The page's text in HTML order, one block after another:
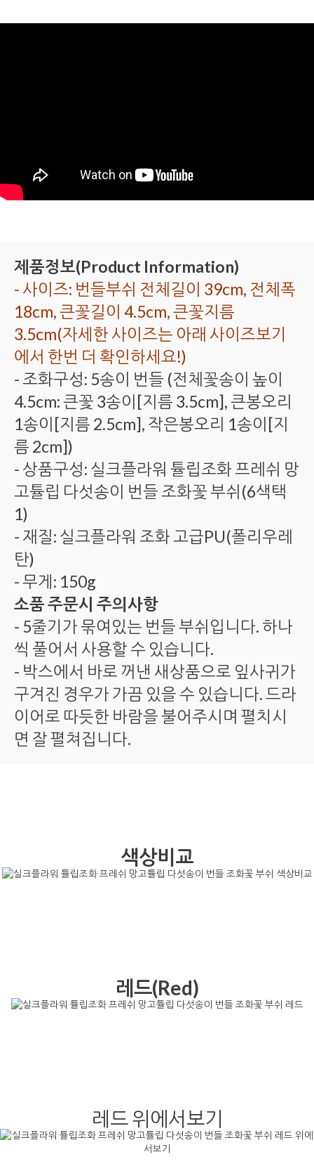
제품정보(Product Information)
- 사이즈: 번들부쉬 전체길이 39cm, 전체폭
18cm, 큰꽃길이 4.5cm, 큰꽃지름
3.5cm(자세한 사이즈는 아래 사이즈보기
에서 한번 더 확인하세요!)
- 조화구성: 5송이 번들 (전체꽃송이 높이
4.5cm: 큰꽃 3송이[지름 3.5cm], 큰봉오리
1송이[지름 2.5cm], 작은봉오리 1송이[지
름 2cm])
- 상품구성: 실크플라워 튤립조화 프레쉬 망
고튤립 다섯송이 번들 조화꽃 부쉬(6색택
1)
- 재질: 실크플라워 조화 고급PU(폴리우레
탄)
- 무게: 150g
소품 주문시 주의사항
- 5줄기가 묶여있는 번들 부쉬입니다. 하나
씩 풀어서 사용할 수 있습니다.
- 박스에서 바로 꺼낸 새상품으로 잎사귀가
구겨진 경우가 가끔 있을 수 있습니다. 드라
이어로 따듯한 바람을 불어주시며 펼치시
면 잘 펼쳐집니다.
색상비교
레드(Red)
레드 위에서보기